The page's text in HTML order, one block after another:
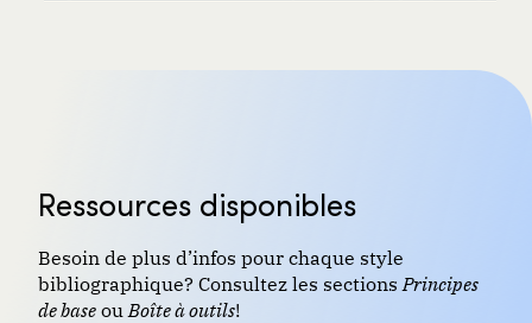
Ressources disponibles
Besoin de plus d’infos pour chaque style
bibliographique? Consultez les sections Principes
de baseou Boîte à outils!